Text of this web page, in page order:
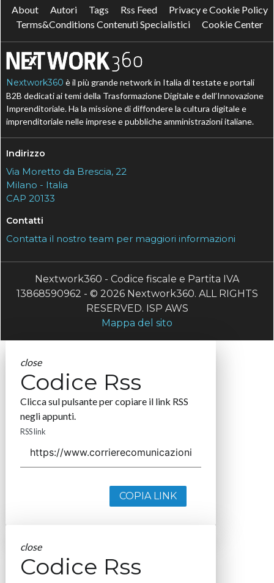
About Autori Tags Rss Feed
Privacy e Cookie Policy
Terms&Conditions Contenuti Specialistici
Cookie Center
Nextwork360 è il più grande network in Italia di testate e portali
B2B dedicati ai temi della Trasformazione Digitale e dell’Innovazione
Imprenditoriale. Ha la missione di diffondere la cultura digitale e
imprenditoriale nelle imprese e pubbliche amministrazioni italiane.
Indirizzo
Via Moretto da Brescia, 22
Milano - Italia
CAP 20133
Contatti
Contatta il nostro team per maggiori informazioni
Nextwork360 - Codice fiscale e Partita IVA
13868590962 - © 2026 Nextwork360. ALL RIGHTS
RESERVED. ISP AWS
Mappa del sito
close
Codice Rss
Clicca sul pulsante per copiare il link RSS
negli appunti.
RSS link
COPIA LINK
close
Codice Rss